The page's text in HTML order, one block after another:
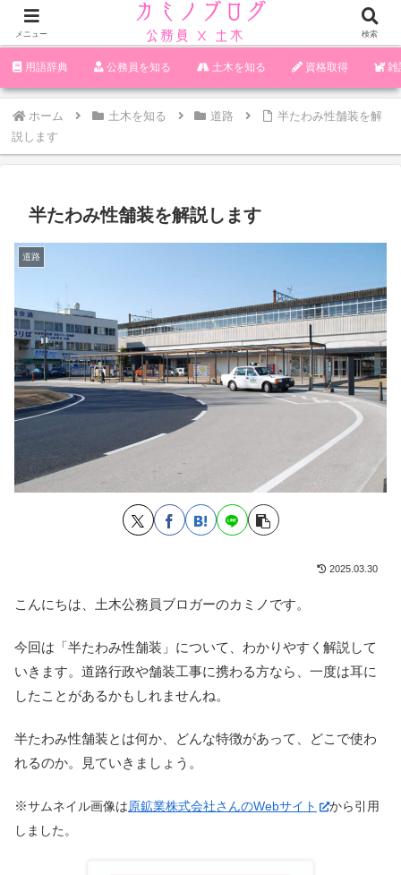
‪︎‬‪︎︎︎︎︎用語辞典 ‪︎‬‪︎︎︎︎︎公務員を知る 土木を知る 資格取得 雑
ホーム 土木を知る 道路
半たわみ性舗装を解
説します
半たわみ性舗装を解説します
道路
2025.03.30
こんにちは、土木公務員ブロガーのカミノです。
今回は「半たわみ性舗装」について、わかりやすく解説して
いきます。道路行政や舗装工事に携わる方なら、一度は耳に
したことがあるかもしれませんね。
半たわみ性舗装とは何か、どんな特徴があって、どこで使わ
れるのか。見ていきましょう。
※サムネイル画像は原鉱業株式会社さんのWebサイト
から引用
しました。
メニュー 検索